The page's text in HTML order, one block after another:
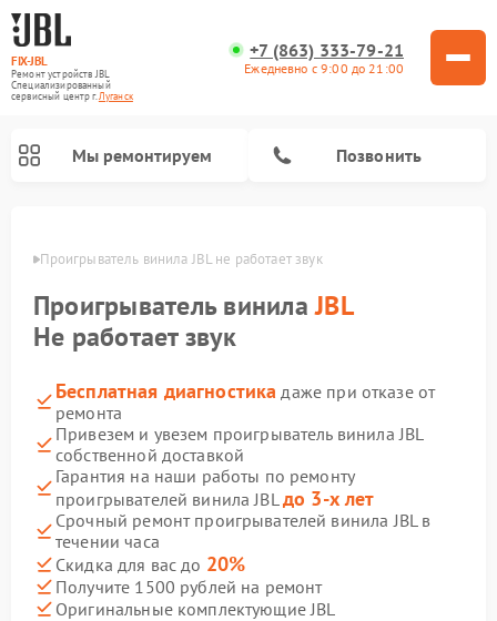
FIX-JBL
Ремонт устройств JBL
Специализированный
cервисный центр г.Луганск
+7 (863) 333-79-21
Ежедневно с 9:00 до 21:00
Мы ремонтируем Позвонить
Проигрыватель винила JBL не работает звук
Проигрыватель винилаJBL
Не работает звук
Бесплатная диагностика даже при отказе от
ремонта
Привезем и увезем проигрыватель винила JBL
собственной доставкой
Гарантия на наши работы по ремонту
проигрывателей винила JBLдо 3-х лет
Срочный ремонт проигрывателей винила JBL в
течении часа
Скидка для вас до 20%
Получите 1500 рублей на ремонт
Оригинальные комплектующие JBL